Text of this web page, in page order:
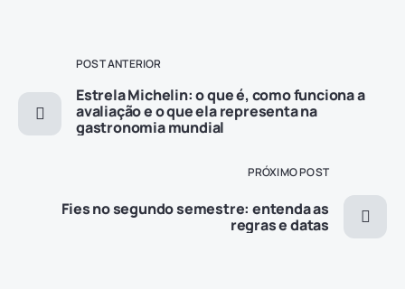
POST ANTERIOR
Estrela Michelin: o que é, como funciona a
avaliação e o que ela representa na
gastronomia mundial
PRÓXIMO POST
Fies no segundo semestre: entenda as
regras e datas